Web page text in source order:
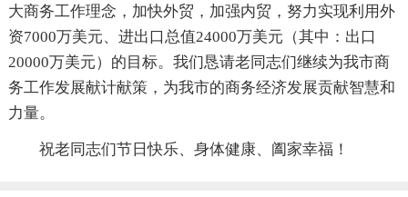
大商务工作理念，加快外贸，加强内贸，努力实现利用外
资7000万美元、进出口总值24000万美元（其中：出口
20000万美元）的目标。我们恳请老同志们继续为我市商
务工作发展献计献策，为我市的商务经济发展贡献智慧和
力量。
祝老同志们节日快乐、身体健康、阖家幸福！